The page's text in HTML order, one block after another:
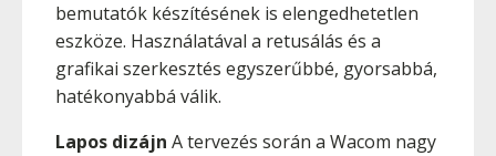
bemutatók készítésének is elengedhetetlen
eszköze. Használatával a retusálás és a
grafikai szerkesztés egyszerűbbé, gyorsabbá,
hatékonyabbá válik.
Lapos dizájn A tervezés során a Wacom nagy